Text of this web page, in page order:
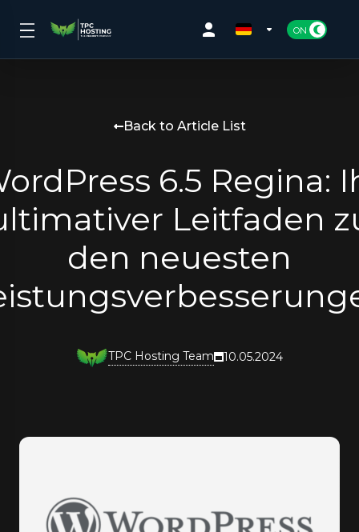
Back to Article List
6.5 Regina:
Leitfaden
den neuesten
TPC Hosting Team 10.05.2024